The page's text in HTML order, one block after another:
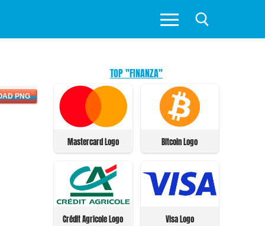
PNG
TOP "FINANZA"
Mastercard Logo Bitcoin Logo
Crédit Agricole Logo Visa Logo